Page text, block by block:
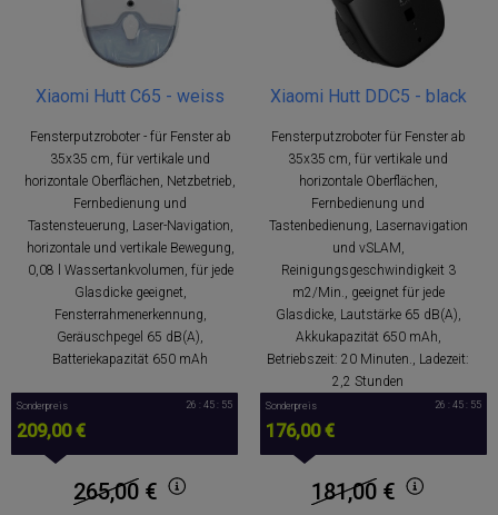
Xiaomi Hutt C65 - weiss
Fensterputzroboter - für Fenster ab
35x35 cm, für vertikale und
horizontale Oberflächen, Netzbetrieb,
Fernbedienung und
Tastensteuerung, Laser-Navigation,
horizontale und vertikale Bewegung,
0,08 l Wassertankvolumen, für jede
Glasdicke geeignet,
Fensterrahmenerkennung,
Geräuschpegel 65 dB(A),
Batteriekapazität 650 mAh
Sonderpreis
209,00 €
26 : 45 : 54
265,00 €
Xiaomi Hutt DDC5 - black
Fensterputzroboter für Fenster ab
35x35 cm, für vertikale und
horizontale Oberflächen,
Fernbedienung und
Tastenbedienung, Lasernavigation
und vSLAM,
Reinigungsgeschwindigkeit 3
m2/Min., geeignet für jede
Glasdicke, Lautstärke 65 dB(A),
Akkukapazität 650 mAh,
Betriebszeit: 20 Minuten., Ladezeit:
2,2 Stunden
Sonderpreis
176,00 €
26 : 45 : 54
181,00 €